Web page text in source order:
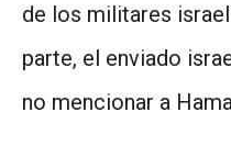
de los militares
parte, el enviado
no mencionar a